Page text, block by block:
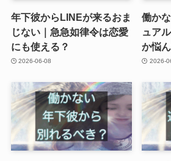
年下彼からLINEが来るおま
じない｜急急如律令は恋愛
にも使える？
2026-06-08
働か
ュア
か悩
2026-